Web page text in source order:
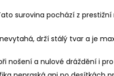
surovina pochází z prestižní
drží stálý tvar a je
nošení a nulové dráždění i